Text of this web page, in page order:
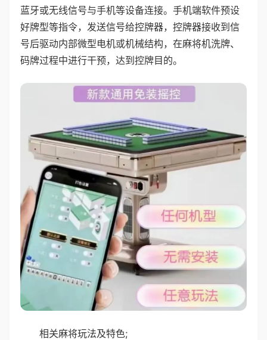
蓝牙或无线信号与手机等设备连接。手机端软件预设
好牌型等指令，发送信号给控牌器，控牌器接收到信
号后驱动内部微型电机或机械结构，在麻将机洗牌、
码牌过程中进行干预，达到控牌目的。
相关麻将玩法及特色;